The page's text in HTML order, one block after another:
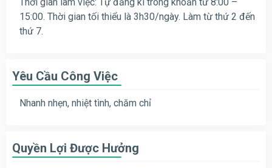
15:00. Thời gian tối thiểu là 3h30/ngày. Làm từ thứ 2 đến
thứ 7.
Yêu Cầu Công Việc
Nhanh nhẹn, nhiệt tình, chăm chỉ
Quyền Lợi Được Hưởng